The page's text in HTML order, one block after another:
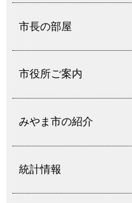
市長の部屋
市役所ご案内
みやま市の紹介
統計情報